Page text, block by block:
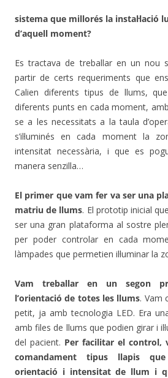
sistema que millorés la instal·lació
d’aquell moment?
Es tractava de treballar en un nou
partir de certs requeriments que
Calien diferents tipus de llums,
diferents punts en cada moment,
se a les necessitats a la taula
s’il·luminés en cada moment la
intensitat necessària, i que es
manera senzilla…
El primer que vam fer va ser una
matriu de llums. El prototip inicial
ser una gran plataforma al sostre
per poder controlar en cada
làmpades que permetien il·luminar la
Vam treballar en un segon
l’orientació de totes les llums. Vam
petit, ja amb tecnologia LED. Era
amb files de llums que podien girar i
del pacient. Per facilitar el control,
comandament tipus llapis
orientació i intensitat de llum i